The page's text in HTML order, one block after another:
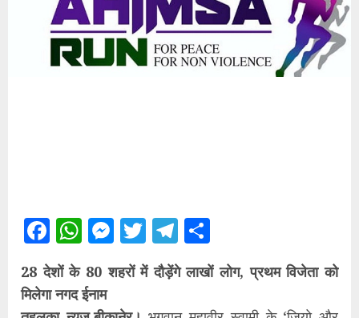
Facebook
WhatsApp
Messenger
TwitterTelegram
28 देशों के 80 शहरों में दौड़ेंगे लाखों लोग, प्रथम विजेता को
मिलेगा नगद ईनाम